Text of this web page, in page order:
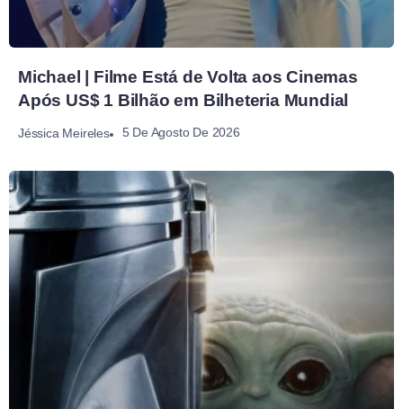
Michael | Filme Está de Volta aos Cinemas
Após US$ 1 Bilhão em Bilheteria Mundial
Jéssica Meireles 5 De Agosto De 2026